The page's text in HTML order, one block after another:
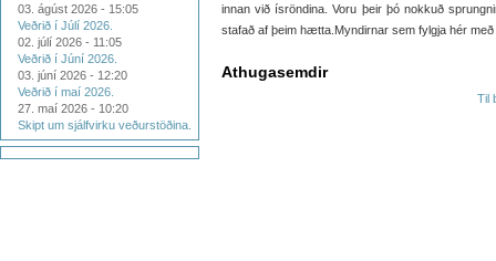
03. ágúst 2026 - 15:05
Veðrið í Júlí 2026.
02. júlí 2026 - 11:05
Veðrið í Júní 2026.
03. júní 2026 - 12:20
Veðrið í maí 2026.
27. maí 2026 - 10:20
Skipt um sjálfvirku veðurstöðina.
innan við ísröndina. Voru þeir þó nokkuð
stafað af þeim hætta.Myndirnar sem fylgja hér
Athugasemdir
Til